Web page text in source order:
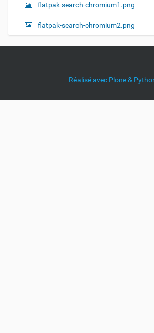
flatpak-search-chromium1.png
flatpak-search-chromium2.png
Réalisé avec Plone &